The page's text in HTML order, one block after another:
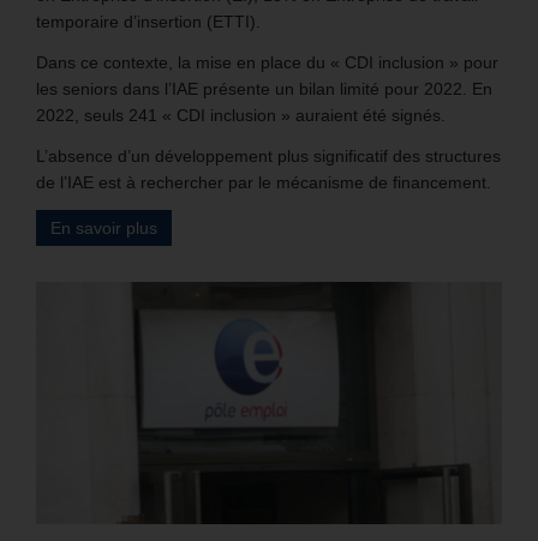
temporaire d’insertion (ETTI).
Dans ce contexte, la mise en place du « CDI inclusion » pour
les seniors dans l’IAE présente un bilan limité pour 2022. En
2022, seuls 241 « CDI inclusion » auraient été signés.
L’absence d’un développement plus significatif des structures
de l’IAE est à rechercher par le mécanisme de financement.
En savoir plus